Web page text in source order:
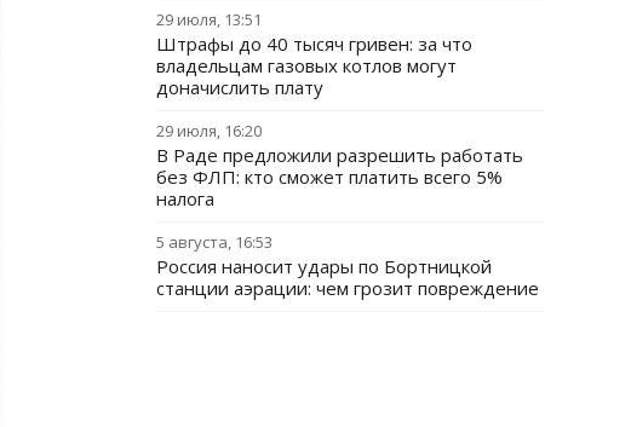
29 июля, 13:51
Штрафы до 40 тысяч гривен: за что
владельцам газовых котлов могут
доначислить плату
29 июля, 16:20
В Раде предложили разрешить работать
без ФЛП: кто сможет платить всего 5%
налога
5 августа, 16:53
Россия наносит удары по Бортницкой
станции аэрации: чем грозит повреждение